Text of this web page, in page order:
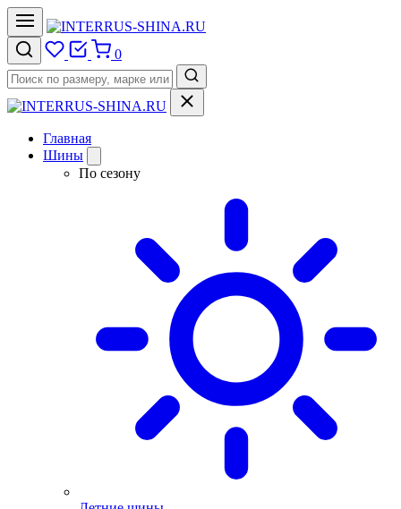
0
Главная
Шины
По сезону